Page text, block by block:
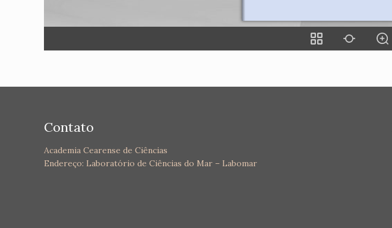
Contato
Academia Cearense de Ciências
Endereço: Laboratório de Ciências do Mar – Labomar